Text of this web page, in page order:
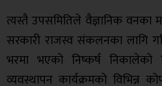
त्यस्तै उपसमितिले वैज्ञानिक वनका
सरकारी राजस्व संकलनका लागि
भरमा भएको निष्कर्ष निकालेको
व्यवस्थापन कार्यक्रमको विभिन्न